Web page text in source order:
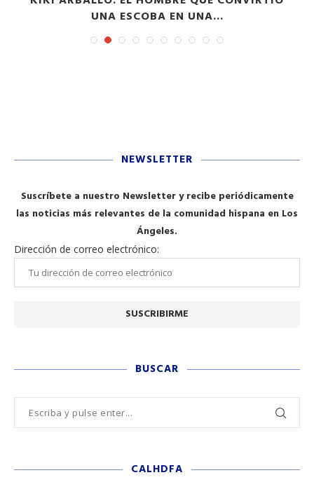
UNA ESCOBA EN UNA...
NEWSLETTER
Suscríbete a nuestro Newsletter y recibe periódicamente
las noticias más relevantes de la comunidad hispana en Los
Ángeles.
Dirección de correo electrónico:
BUSCAR
CALHDFA